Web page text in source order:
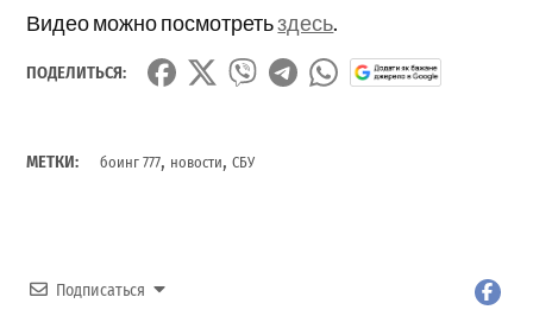
Видео можно посмотретьздесь.
ПОДЕЛИТЬСЯ:
МЕТКИ: боинг 777, новости,СБУ
Подписаться